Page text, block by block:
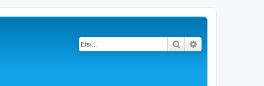
Etsi